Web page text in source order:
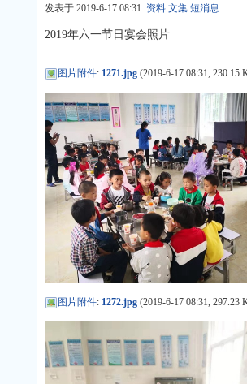
发表于 2019-6-17 08:31 资料 文集 短消息
2019年六一节日宴会照片
图片附件: 1271.jpg (2019-6-17 08:31, 230.15
图片附件: 1272.jpg (2019-6-17 08:31, 297.23